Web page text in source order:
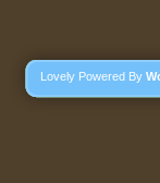
Lovely Powered By